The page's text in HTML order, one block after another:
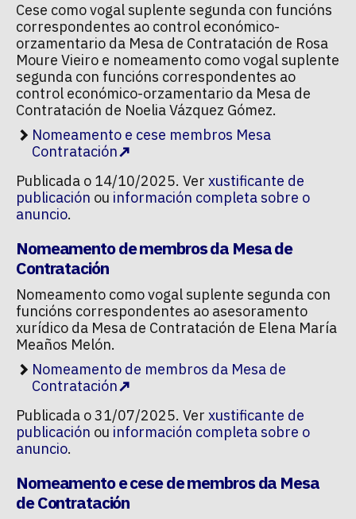
Cese como vogal suplente segunda con funcións
correspondentes ao control económico-
orzamentario da Mesa de Contratación de Rosa
Moure Vieiro e nomeamento como vogal suplente
segunda con funcións correspondentes ao
control económico-orzamentario da Mesa de
Contratación de Noelia Vázquez Gómez.
Nomeamento e cese membros Mesa
Contratación
Publicada o 14/10/2025. Ver xustificante de
publicación ou información completa sobre o
anuncio.
Nomeamento de membros da Mesa de
Contratación
Nomeamento como vogal suplente segunda con
funcións correspondentes ao asesoramento
xurídico da Mesa de Contratación de Elena María
Meaños Melón.
Nomeamento de membros da Mesa de
Contratación
Publicada o 31/07/2025. Ver xustificante de
publicación ou información completa sobre o
anuncio.
Nomeamento e cese de membros da Mesa
de Contratación